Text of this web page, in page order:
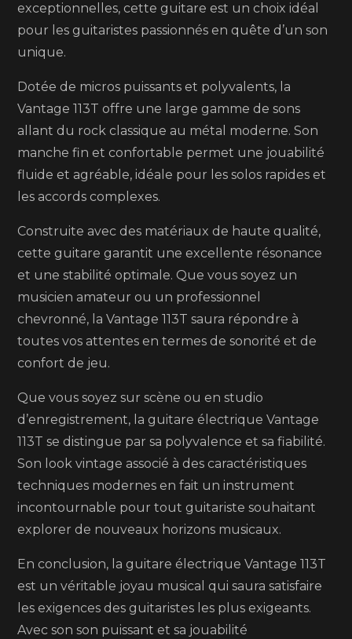
exceptionnelles, cette guitare est un choix idéal
pour les guitaristes passionnés en quête d’un son
unique.
Dotée de micros puissants et polyvalents, la
Vantage 113T offre une large gamme de sons
allant du rock classique au métal moderne. Son
manche fin et confortable permet une jouabilité
fluide et agréable, idéale pour les solos rapides et
les accords complexes.
Construite avec des matériaux de haute qualité,
cette guitare garantit une excellente résonance
et une stabilité optimale. Que vous soyez un
musicien amateur ou un professionnel
chevronné, la Vantage 113T saura répondre à
toutes vos attentes en termes de sonorité et de
confort de jeu.
Que vous soyez sur scène ou en studio
d’enregistrement, la guitare électrique Vantage
113T se distingue par sa polyvalence et sa fiabilité.
Son look vintage associé à des caractéristiques
techniques modernes en fait un instrument
incontournable pour tout guitariste souhaitant
explorer de nouveaux horizons musicaux.
En conclusion, la guitare électrique Vantage 113T
est un véritable joyau musical qui saura satisfaire
les exigences des guitaristes les plus exigeants.
Avec son son puissant et sa jouabilité